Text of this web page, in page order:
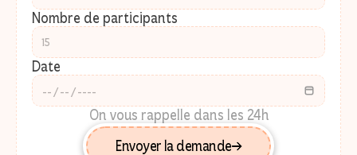
Nombre de participants
Date
On vous rappelle dans les 24h
Envoyer la demande